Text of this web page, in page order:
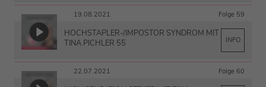
19.08.2021 Folge 59
HOCHSTAPLER-/IMPOSTOR SYNDROM MIT
TINA PICHLER 55
INFO
22.07.2021 Folge 60